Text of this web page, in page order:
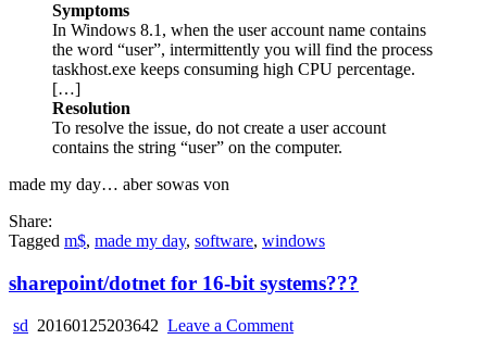
user
name
contains
Symptoms
In Windows 8.1, when the user account name contains
the word “user”, intermittently you will find the process
taskhost.exe keeps consuming high CPU percentage.
[…]
Resolution
To resolve the issue, do not create a user account
contains the string “user” on the computer.
made my day… aber sowas von
Share:
Tagged m$, made my day, software, windows
sharepoint/dotnet for 16-bit systems???
sd 20160125203642 Leave a Commenton